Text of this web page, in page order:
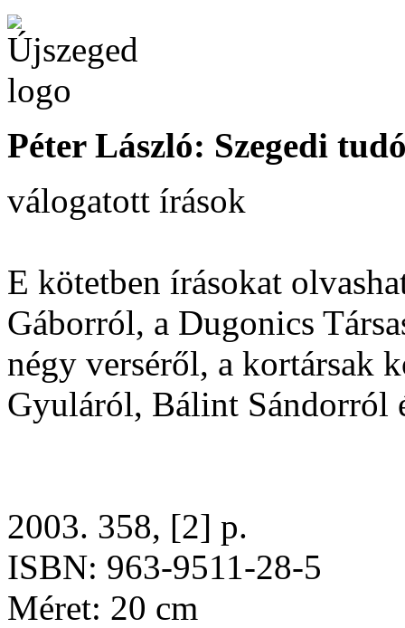
Péter László: Szegedi
válogatott írások
E kötetben írásokat
Gáborról, a Dugonics
négy verséről, a kortársak
Gyuláról, Bálint Sándorról
2003. 358, [2] p.
ISBN: 963-9511-28-5
Méret: 20 cm